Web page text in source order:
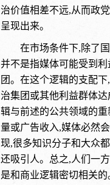
治价值相差不远,从而政
呈现出来。
在市场条件下,除了
并不是指媒体可能受到
团。在这个逻辑的支配
治集团或其他利益群体
辑与前述的公共领域的
量或广告收入,媒体必然
现,很多知识分子和大众
还吸引人。总之,人们一
是和商业逻辑密切相关